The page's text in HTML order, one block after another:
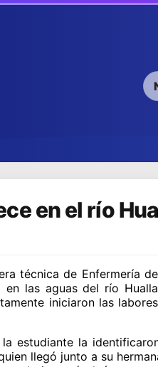
en el río
técnica de Enfermería
en las aguas del río
iniciaron las
estudiante la
llegó junto a su